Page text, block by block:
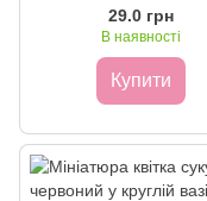
29.0 грн
В наявності
Купити